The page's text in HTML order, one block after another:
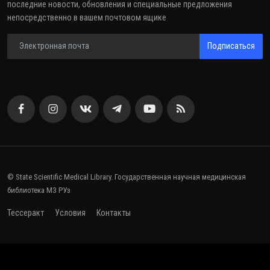
последние новости, обновления и специальные предложения
непосредственно в вашем почтовом ящике
Подписаться
© State Scientific Medical Library. Государственная научная медицинская
библиотека МЗ РУз
Тессеракт Условия Контакты